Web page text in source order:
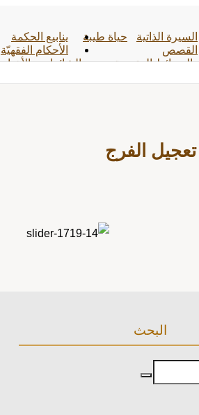
حياة طيبة
السيرة الذاتية
القصص
ينابيع الحكمة
الأحکام الفقهیّة
الوسائط المتعددة
الأخبار
الشائعات
تعجيل الفرج
البحث